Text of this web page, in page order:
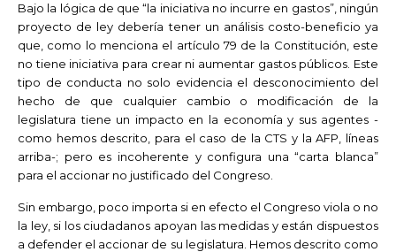
Bajo la lógica de que “la iniciativa no incurre en gastos”, ningún
proyecto de ley debería tener un análisis costo-beneficio ya
que, como lo menciona el artículo 79 de la Constitución, este
no tiene iniciativa para crear ni aumentar gastos públicos. Este
tipo de conducta no solo evidencia el desconocimiento del
hecho de que cualquier cambio o modificación de la
legislatura tiene un impacto en la economía y sus agentes -
como hemos descrito, para el caso de la CTS y la AFP, líneas
arriba-; pero es incoherente y configura una “carta blanca”
para el accionar no justificado del Congreso.
Sin embargo, poco importa si en efecto el Congreso viola o no
la ley, si los ciudadanos apoyan las medidas y están dispuestos
a defender el accionar de su legislatura. Hemos descrito como